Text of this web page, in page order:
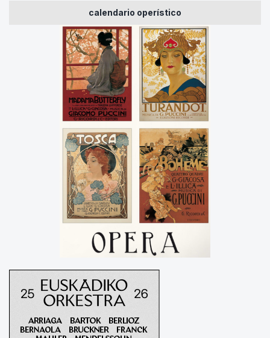
calendario operístico